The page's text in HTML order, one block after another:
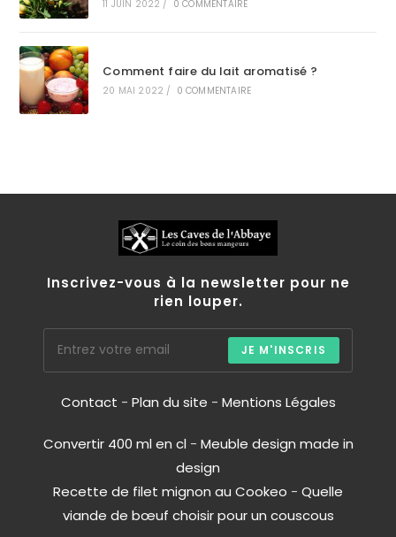
11 JUIN 2022 / 0 COMMENTAIRE
Comment faire du lait aromatisé ?
20 MAI 2022 / 0 COMMENTAIRE
Inscrivez-vous à la newsletter pour ne
rien louper.
JE M'INSCRIS
Contact - Plan du site - Mentions Légales
Convertir 400 ml en cl - Meuble design made in
design
Recette de filet mignon au Cookeo - Quelle
viande de bœuf choisir pour un couscous